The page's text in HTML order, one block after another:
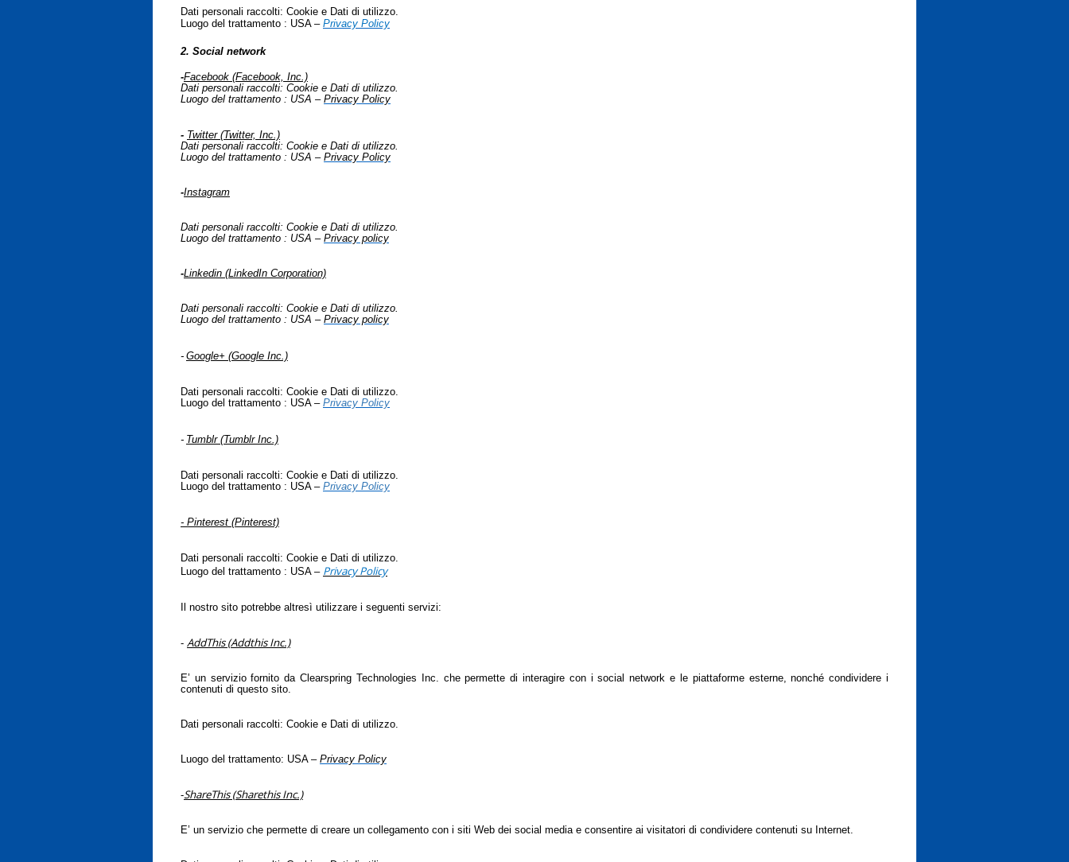
Dati personali raccolti: Cookie e Dati di utilizzo.
Luogo del trattamento : USA – Privacy Policy
2. Social network
-Facebook (Facebook, Inc.)
Dati personali raccolti: Cookie e Dati di utilizzo.
Luogo del trattamento : USA – Privacy Policy
- Twitter (Twitter, Inc.)
Dati personali raccolti: Cookie e Dati di utilizzo.
Luogo del trattamento : USA – Privacy Policy
-Instagram
Dati personali raccolti: Cookie e Dati di utilizzo.
Luogo del trattamento : USA – Privacy policy
-Linkedin (LinkedIn Corporation)
Dati personali raccolti: Cookie e Dati di utilizzo.
Luogo del trattamento : USA – Privacy policy
- Google+ (Google Inc.)
Dati personali raccolti: Cookie e Dati di utilizzo.
Luogo del trattamento : USA – Privacy Policy
- Tumblr (Tumblr Inc.)
Dati personali raccolti: Cookie e Dati di utilizzo.
Luogo del trattamento : USA – Privacy Policy
- Pinterest (Pinterest)
Dati personali raccolti: Cookie e Dati di utilizzo.
Luogo del trattamento : USA – Privacy Policy
Il nostro sito potrebbe altresì utilizzare i seguenti servizi:
- AddThis (Addthis Inc.)
E’ un servizio fornito da Clearspring Technologies Inc. che permette di interagire con i social network e le piattaforme esterne, nonché condividere i
contenuti di questo sito.
Dati personali raccolti: Cookie e Dati di utilizzo.
Luogo del trattamento: USA – Privacy Policy
-ShareThis (Sharethis Inc.)
E’ un servizio che permette di creare un collegamento con i siti Web dei social media e consentire ai visitatori di condividere contenuti su Internet.